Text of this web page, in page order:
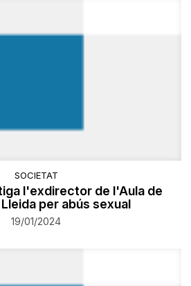
SOCIETAT
l'exdirector de l'Aula de
per abús sexual
19/01/2024